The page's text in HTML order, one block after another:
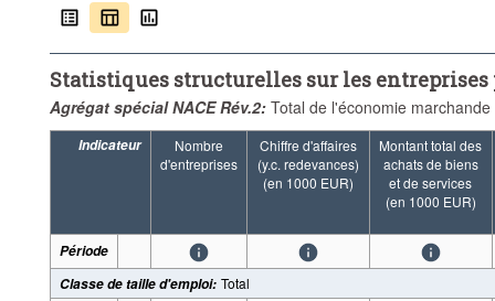
Statistiques structurelles sur les entreprises
Agrégat spécial NACE Rév.2: Total de l'économie
Indicateur
Nombre
d'entreprises
Chiffre d'affaires
(y.c. redevances)
(en 1000 EUR)
Montant total des
achats de biens
et de services
(en 1000 EUR)
Période
Classe de taille d'emploi: Total